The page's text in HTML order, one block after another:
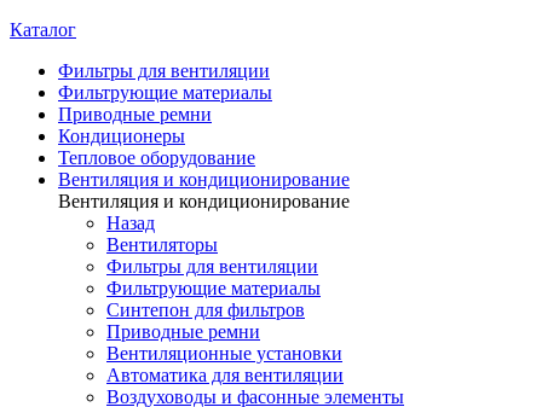
Каталог
Фильтры для вентиляции
Фильтрующие материалы
Приводные ремни
Кондиционеры
Тепловое оборудование
Вентиляция и кондиционирование
Вентиляция и кондиционирование
Назад
Вентиляторы
Фильтры для вентиляции
Фильтрующие материалы
Синтепон для фильтров
Приводные ремни
Вентиляционные установки
Автоматика для вентиляции
Воздуховоды и фасонные элементы